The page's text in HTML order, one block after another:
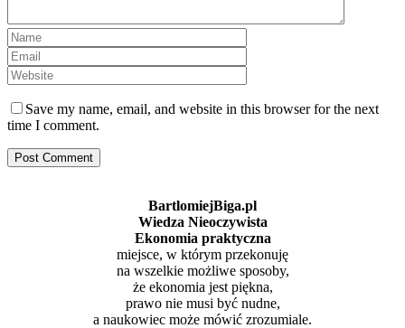
Save my name, email, and website in this browser for the next
time I comment.
BartlomiejBiga.pl
Wiedza Nieoczywista
Ekonomia praktyczna
miejsce, w którym przekonuję
na wszelkie możliwe sposoby,
że ekonomia jest piękna,
prawo nie musi być nudne,
a naukowiec może mówić zrozumiale.